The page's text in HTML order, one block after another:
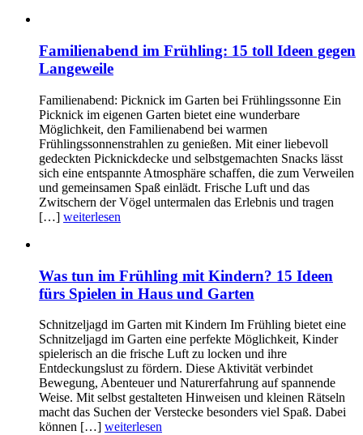
Familienabend im Frühling: 15 toll Ideen gegen
Langeweile
Familienabend: Picknick im Garten bei Frühlingssonne Ein
Picknick im eigenen Garten bietet eine wunderbare
Möglichkeit, den Familienabend bei warmen
Frühlingssonnenstrahlen zu genießen. Mit einer liebevoll
gedeckten Picknickdecke und selbstgemachten Snacks lässt
sich eine entspannte Atmosphäre schaffen, die zum Verweilen
und gemeinsamen Spaß einlädt. Frische Luft und das
Zwitschern der Vögel untermalen das Erlebnis und tragen
[…] weiterlesen
Was tun im Frühling mit Kindern? 15 Ideen
fürs Spielen in Haus und Garten
Schnitzeljagd im Garten mit Kindern Im Frühling bietet eine
Schnitzeljagd im Garten eine perfekte Möglichkeit, Kinder
spielerisch an die frische Luft zu locken und ihre
Entdeckungslust zu fördern. Diese Aktivität verbindet
Bewegung, Abenteuer und Naturerfahrung auf spannende
Weise. Mit selbst gestalteten Hinweisen und kleinen Rätseln
macht das Suchen der Verstecke besonders viel Spaß. Dabei
können […] weiterlesen